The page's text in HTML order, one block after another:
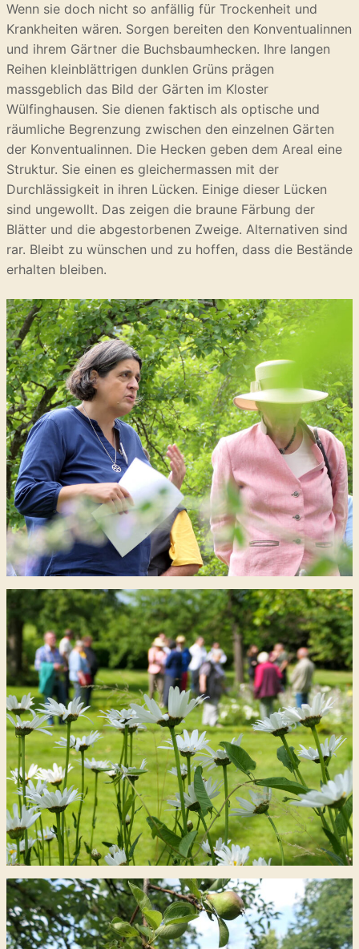
Wenn sie doch nicht so anfällig für Trockenheit und
Krankheiten wären. Sorgen bereiten den Konventualinnen
und ihrem Gärtner die Buchsbaumhecken. Ihre langen
Reihen kleinblättrigen dunklen Grüns prägen
massgeblich das Bild der Gärten im Kloster
Wülfinghausen. Sie dienen faktisch als optische und
räumliche Begrenzung zwischen den einzelnen Gärten
der Konventualinnen. Die Hecken geben dem Areal eine
Struktur. Sie einen es gleichermassen mit der
Durchlässigkeit in ihren Lücken. Einige dieser Lücken
sind ungewollt. Das zeigen die braune Färbung der
Blätter und die abgestorbenen Zweige. Alternativen sind
rar. Bleibt zu wünschen und zu hoffen, dass die Bestände
erhalten bleiben.